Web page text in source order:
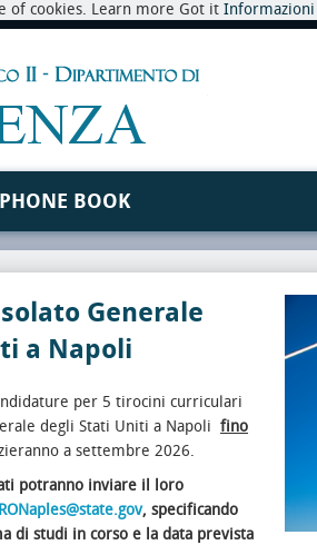
of cookies. Learn more Got it Informazioni
PHONE BOOK
Generale
a Napoli
per 5 tirocini curriculari
degli Stati Uniti a Napoli fino
a settembre 2026.
potranno inviare il loro
, specificando
di studi in corso e la data prevista